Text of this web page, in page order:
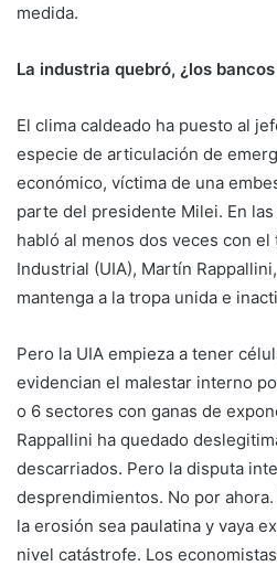
medida.
La industria quebró, ¿los
El clima caldeado ha puesto al
especie de articulación de
económico, víctima de una
parte del presidente Milei. En
habló al menos dos veces con
Industrial (UIA), Martín
mantenga a la tropa unida e
Pero la UIA empieza a tener
evidencian el malestar interno
o 6 sectores con ganas de
Rappallini ha quedado
descarriados. Pero la disputa
desprendimientos. No por
la erosión sea paulatina y vaya
nivel catástrofe. Los